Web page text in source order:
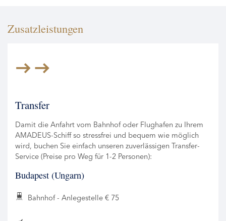
Zusatzleistungen
Transfer
Damit die Anfahrt vom Bahnhof oder Flughafen zu Ihrem
AMADEUS-Schiff so stressfrei und bequem wie möglich
wird, buchen Sie einfach unseren zuverlässigen Transfer-
Service (Preise pro Weg für 1-2 Personen):
Budapest (Ungarn)
Bahnhof - Anlegestelle € 75